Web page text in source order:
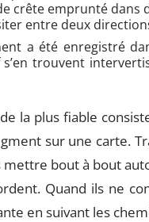
crête emprunté dans
entre deux
a été enregistré
trouvent
la plus fiable
sur une carte.
mettre bout à bout
Quand ils ne
en suivant les